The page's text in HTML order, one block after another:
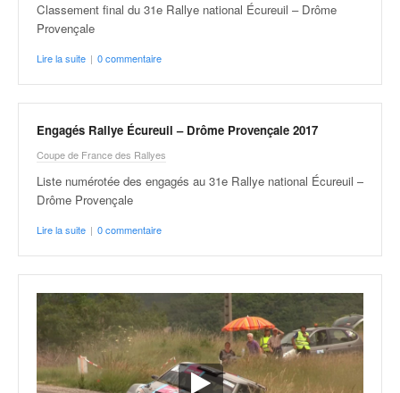
Classement final du 31e Rallye national Écureuil – Drôme
Provençale
Lire la suite | 0 commentaire
Engagés Rallye Écureuil – Drôme Provençale 2017
Coupe de France des Rallyes
Liste numérotée des engagés au 31e Rallye national Écureuil –
Drôme Provençale
Lire la suite | 0 commentaire